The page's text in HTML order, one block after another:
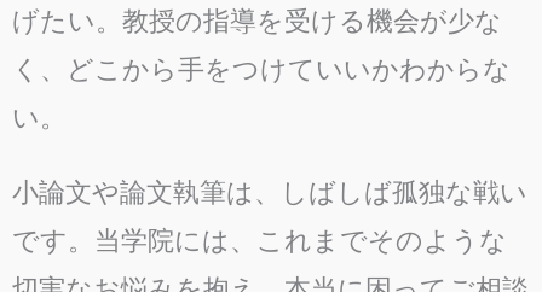
げたい。教授の指導を受ける機会が少な
く、どこから手をつけていいかわからな
い。
小論文や論文執筆は、しばしば孤独な戦い
です。当学院には、これまでそのような